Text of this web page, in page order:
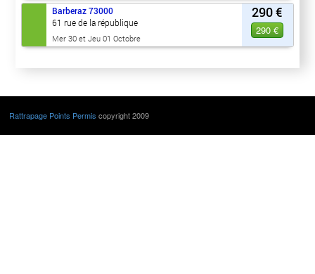
290 €
290 €
Barberaz 73000
61 rue de la république
Mer 30 et Jeu 01 Octobre
Rattrapage Points Permis copyright 2009